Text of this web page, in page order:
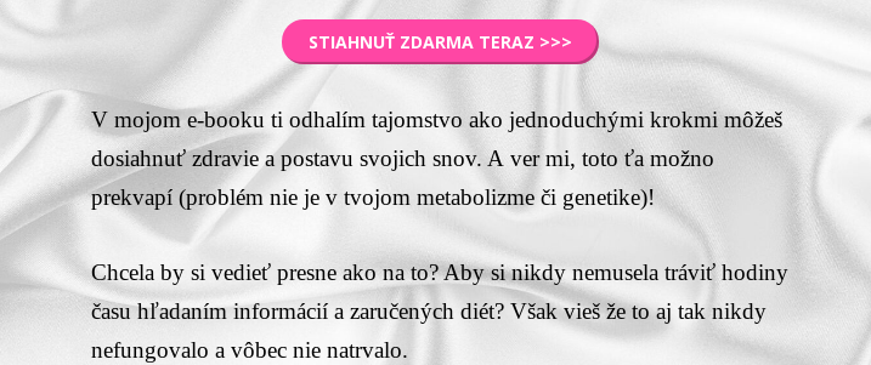
STIAHNUŤ ZDARMA TERAZ >>>
V mojom e-booku ti odhalím tajomstvo ako jednoduchými krokmi môžeš
dosiahnuť zdravie a postavu svojich snov. A ver mi, toto ťa možno
prekvapí (problém nie je v tvojom metabolizme či genetike)!
Chcela by si vedieť presne ako na to? Aby si nikdy nemusela tráviť hodiny
času hľadaním informácií a zaručených diét? Však vieš že to aj tak nikdy
nefungovalo a vôbec nie natrvalo.